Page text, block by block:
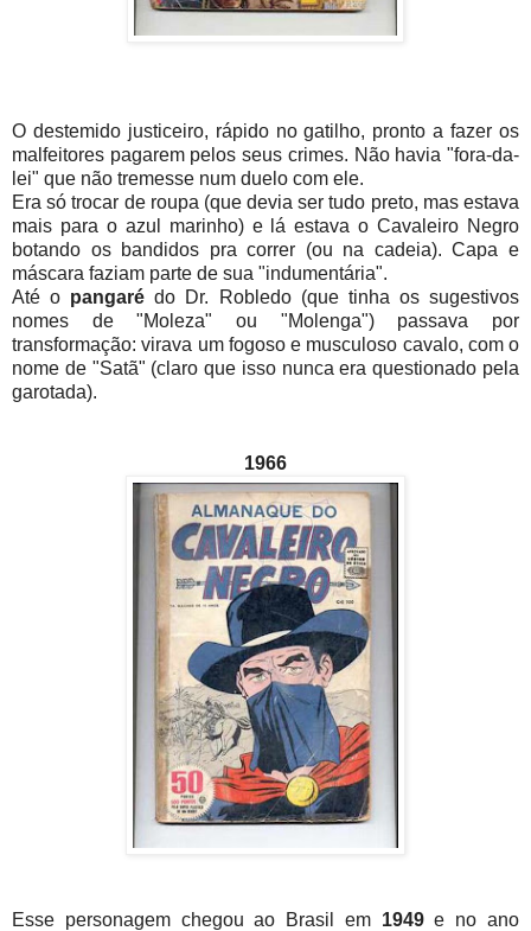
O destemido justiceiro, rápido no gatilho, pronto a fazer os
malfeitores pagarem pelos seus crimes. Não havia "fora-da-
lei" que não tremesse num duelo com ele.
Era só trocar de roupa (que devia ser tudo preto, mas estava
mais para o azul marinho) e lá estava o Cavaleiro Negro
botando os bandidos pra correr (ou na cadeia). Capa e
máscara faziam parte de sua "indumentária".
Até o pangaré do Dr. Robledo (que tinha os sugestivos
nomes de "Moleza" ou "Molenga") passava por
transformação: virava um fogoso e musculoso cavalo, com o
nome de "Satã" (claro que isso nunca era questionado pela
garotada).
1966
Esse personagem chegou ao Brasil em 1949e no ano